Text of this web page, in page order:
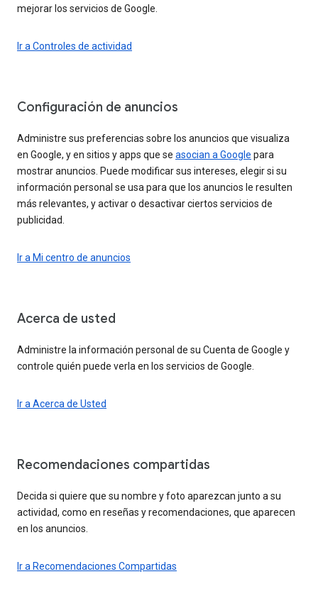
mejorar los servicios de Google.
Ir a Controles de actividad
Configuración de anuncios
Administre sus preferencias sobre los anuncios que visualiza
en Google, y en sitios y apps que se asocian a Google para
mostrar anuncios. Puede modificar sus intereses, elegir si su
información personal se usa para que los anuncios le resulten
más relevantes, y activar o desactivar ciertos servicios de
publicidad.
Ir a Mi centro de anuncios
Acerca de usted
Administre la información personal de su Cuenta de Google y
controle quién puede verla en los servicios de Google.
Ir a Acerca de Usted
Recomendaciones compartidas
Decida si quiere que su nombre y foto aparezcan junto a su
actividad, como en reseñas y recomendaciones, que aparecen
en los anuncios.
Ir a Recomendaciones Compartidas